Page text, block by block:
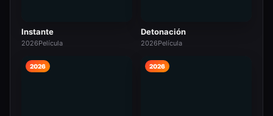
Instante
2026Película
Detonación
2026Película
2026 2026